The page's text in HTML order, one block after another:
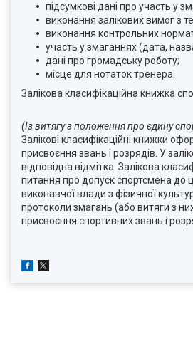
підсумкові дані про участь у
виконання залікових вимог з
виконання контрольних
участь у змаганнях (дата,
дані про громадську роботу;
місце для нотаток тренера.
Залікова класифікаційна книжка
(Із витягу з положення про єдину
Залікові класифікаційні книжки
присвоєння звань і розрядів. У
відповідна відмітка. Залікова
питання про допуск спортсмена до
виконавчої влади з фізичної
протоколи змагань (або витяги з
присвоєння спортивних звань і